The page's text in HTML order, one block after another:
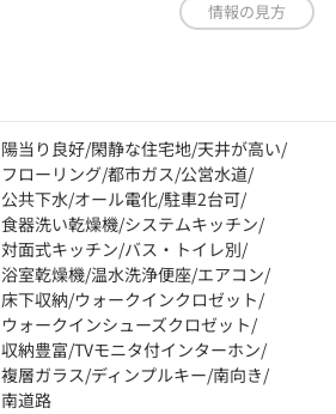
情報の見方
陽当り良好/閑静な住宅地/天井が高い/
フローリング/都市ガス/公営水道/
公共下水/オール電化/駐車2台可/
食器洗い乾燥機/システムキッチン/
対面式キッチン/バス・トイレ別/
浴室乾燥機/温水洗浄便座/エアコン/
床下収納/ウォークインクロゼット/
ウォークインシューズクロゼット/
収納豊富/TVモニタ付インターホン/
複層ガラス/ディンプルキー/南向き/
南道路